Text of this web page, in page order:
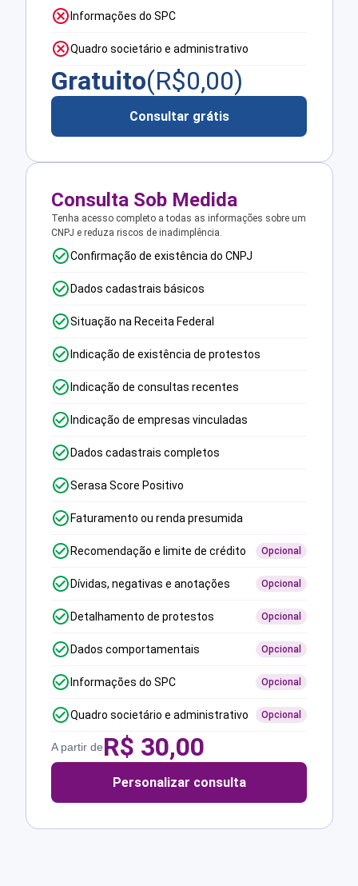
Informações do SPC
Quadro societário e administrativo
Gratuito(R$0,00)
Consultar grátis
Consulta Sob Medida
Tenha acesso completo a todas as informações sobre um
CNPJ e reduza riscos de inadimplência.
Confirmação de existência do CNPJ
Dados cadastrais básicos
Situação na Receita Federal
Indicação de existência de protestos
Indicação de consultas recentes
Indicação de empresas vinculadas
Dados cadastrais completos
Serasa Score Positivo
Faturamento ou renda presumida
Recomendação e limite de crédito Opcional
Dívidas, negativas e anotações Opcional
Detalhamento de protestos Opcional
Dados comportamentais Opcional
Informações do SPC Opcional
Quadro societário e administrativo Opcional
A partir deR$ 30,00
Personalizar consulta